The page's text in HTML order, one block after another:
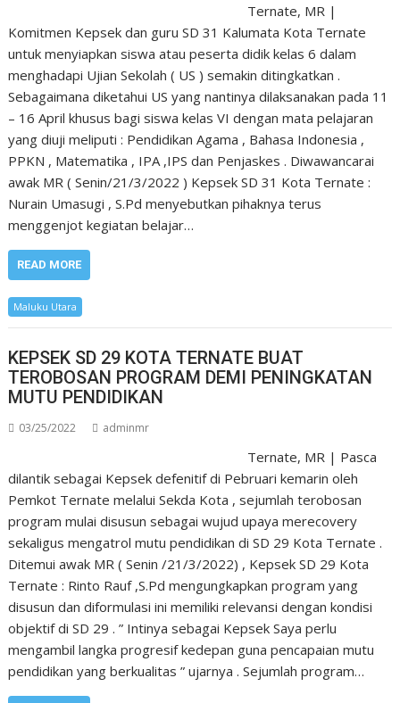
Ternate, MR |
Komitmen Kepsek dan guru SD 31 Kalumata Kota Ternate
untuk menyiapkan siswa atau peserta didik kelas 6 dalam
menghadapi Ujian Sekolah ( US ) semakin ditingkatkan .
Sebagaimana diketahui US yang nantinya dilaksanakan pada 11
– 16 April khusus bagi siswa kelas VI dengan mata pelajaran
yang diuji meliputi : Pendidikan Agama , Bahasa Indonesia ,
PPKN , Matematika , IPA ,IPS dan Penjaskes . Diwawancarai
awak MR ( Senin/21/3/2022 ) Kepsek SD 31 Kota Ternate :
Nurain Umasugi , S.Pd menyebutkan pihaknya terus
menggenjot kegiatan belajar…
READ MORE
Maluku Utara
KEPSEK SD 29 KOTA TERNATE BUAT
TEROBOSAN PROGRAM DEMI PENINGKATAN
MUTU PENDIDIKAN
03/25/2022 adminmr
Ternate, MR | Pasca
dilantik sebagai Kepsek defenitif di Pebruari kemarin oleh
Pemkot Ternate melalui Sekda Kota , sejumlah terobosan
program mulai disusun sebagai wujud upaya merecovery
sekaligus mengatrol mutu pendidikan di SD 29 Kota Ternate .
Ditemui awak MR ( Senin /21/3/2022) , Kepsek SD 29 Kota
Ternate : Rinto Rauf ,S.Pd mengungkapkan program yang
disusun dan diformulasi ini memiliki relevansi dengan kondisi
objektif di SD 29 . ” Intinya sebagai Kepsek Saya perlu
mengambil langka progresif kedepan guna pencapaian mutu
pendidikan yang berkualitas ” ujarnya . Sejumlah program…